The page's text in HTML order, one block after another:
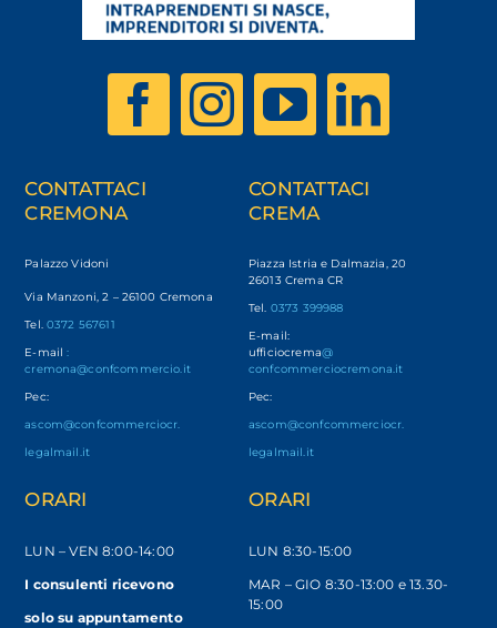
CONTATTACI
CREMONA
Palazzo Vidoni
Via Manzoni, 2 – 26100 Cremona
Tel. 0372 567611
E-mail:
cremona@confcommercio.it
Pec:
ascom@confcommerciocr.
legalmail.it
ORARI
LUN – VEN8:00-14:00
I consulenti ricevono
solosu appuntamento
CONTATTACI
CREMA
Piazza Istria e Dalmazia, 20
26013 Crema CR
Tel. 0373 399988
E-mail:
ufficiocrema@
confcommerciocremona.it
Pec:
ascom@confcommerciocr.
legalmail.it
ORARI
LUN 8:30-15:00
MAR – GIO 8:30-13:00 e 13.30-
15:00